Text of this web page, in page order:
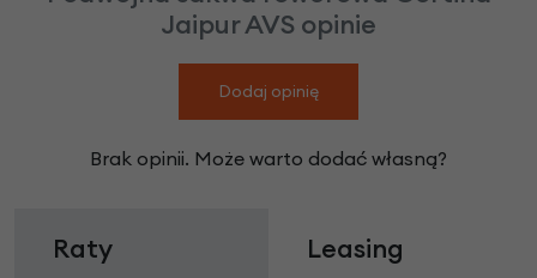
Jaipur AVS opinie
Dodaj opinię
Brak opinii. Może warto dodać własną?
Raty Leasing